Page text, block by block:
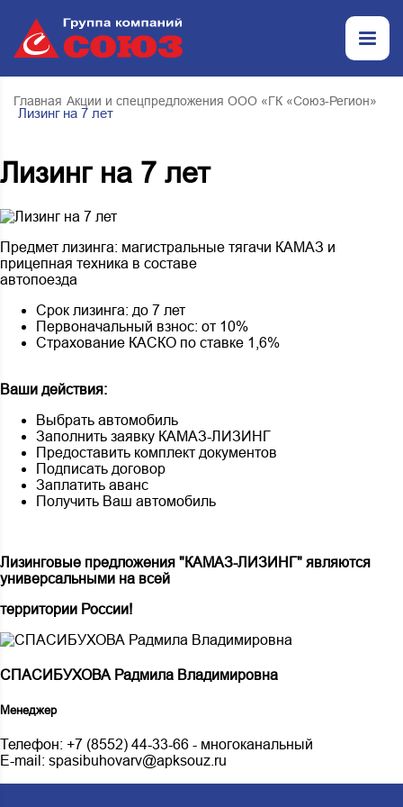
Главная Акции и спецпредложения ООО «ГК «Союз-Регион»
Лизинг на 7 лет
Лизинг на 7 лет
Предмет лизинга: магистральные тягачи КАМАЗ и
прицепная техника в составе
автопоезда
Срок лизинга: до 7 лет
Первоначальный взнос: от 10%
Страхование КАСКО по ставке 1,6%
Ваши действия:
Выбрать автомобиль
Заполнить заявку КАМАЗ-ЛИЗИНГ
Предоставить комплект документов
Подписать договор
Заплатить аванс
Получить Ваш автомобиль
Лизинговые предложения "КАМАЗ-ЛИЗИНГ" являются
универсальными на всей
территории России!
СПАСИБУХОВА Радмила Владимировна
Менеджер
Телефон: +7 (8552) 44-33-66 - многоканальный
E-mail: spasibuhovarv@apksouz.ru